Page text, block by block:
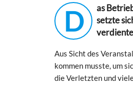
D
as
setzte
Aus Sicht des
kommen musste, um
die Verletzten und